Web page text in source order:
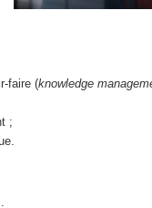
faire (knowledge
;